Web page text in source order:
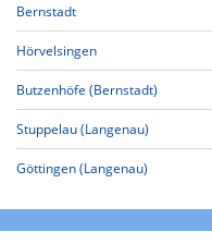
Bernstadt
Hörvelsingen
Butzenhöfe (Bernstadt)
Stuppelau (Langenau)
Göttingen (Langenau)